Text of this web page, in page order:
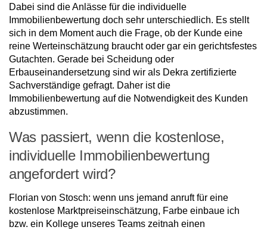
Dabei sind die Anlässe für die individuelle
Immobilienbewertung doch sehr unterschiedlich. Es stellt
sich in dem Moment auch die Frage, ob der Kunde eine
reine Werteinschätzung braucht oder gar ein gerichtsfestes
Gutachten. Gerade bei Scheidung oder
Erbauseinandersetzung sind wir als Dekra zertifizierte
Sachverständige gefragt. Daher ist die
Immobilienbewertung auf die Notwendigkeit des Kunden
abzustimmen.
Was passiert, wenn die kostenlose,
individuelle Immobilienbewertung
angefordert wird?
Florian von Stosch: wenn uns jemand anruft für eine
kostenlose Marktpreiseinschätzung, Farbe einbaue ich
bzw. ein Kollege unseres Teams zeitnah einen